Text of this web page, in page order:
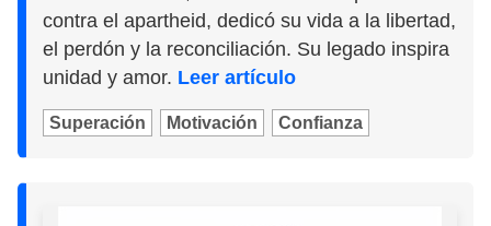
contra el apartheid, dedicó su vida a la libertad,
el perdón y la reconciliación. Su legado inspira
unidad y amor. Leer artículo
Superación Motivación Confianza